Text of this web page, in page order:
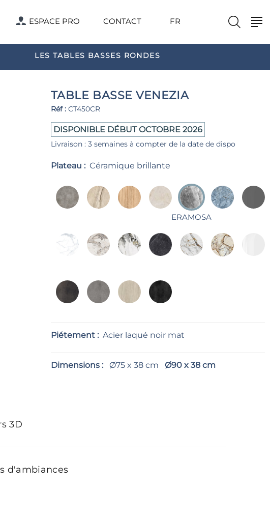
ESPACE PRO CONTACT FR
LES TABLES BASSES RONDES
TABLE BASSE VENEZIA
Réf :CT450CR
DISPONIBLE DÉBUT OCTOBRE 2026
Livraison : 3 semaines à compter de la date de dispo
Plateau : Céramique brillante
ERAMOSA
Piétement : Acier laqué noir mat
Dimensions : Ø75 x 38 cm Ø90 x 38 cm
3D
d'ambiances